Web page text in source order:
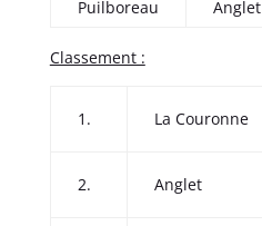
Puilboreau Anglet
Classement :
1. La Couronne
2. Anglet